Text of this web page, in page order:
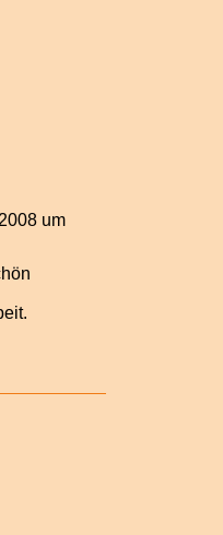
um